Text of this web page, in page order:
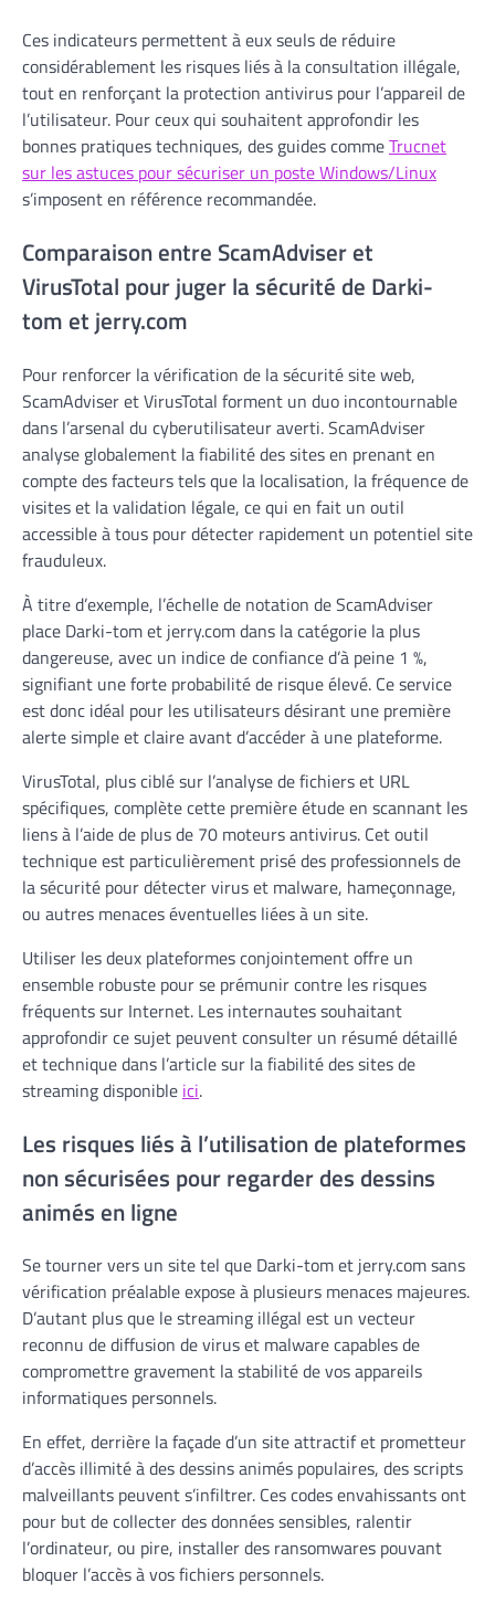
Ces indicateurs permettent à eux seuls de réduire
considérablement les risques liés à la consultation illégale,
tout en renforçant la protection antivirus pour l’appareil de
l’utilisateur. Pour ceux qui souhaitent approfondir les
bonnes pratiques techniques, des guides commeTrucnet
sur les astuces pour sécuriser un poste Windows/Linux
s’imposent en référence recommandée.
Comparaison entre ScamAdviser et
VirusTotal pour juger la sécurité de Darki-
tom et jerry.com
Pour renforcer la vérification de la sécurité site web,
ScamAdviser et VirusTotal forment un duo incontournable
dans l’arsenal du cyberutilisateur averti. ScamAdviser
analyse globalement la fiabilité des sites en prenant en
compte des facteurs tels que la localisation, la fréquence de
visites et la validation légale, ce qui en fait un outil
accessible à tous pour détecter rapidement un potentiel site
frauduleux.
À titre d’exemple, l’échelle de notation de ScamAdviser
place Darki-tom et jerry.com dans la catégorie la plus
dangereuse, avec un indice de confiance d’à peine 1 %,
signifiant une forte probabilité de risque élevé. Ce service
est donc idéal pour les utilisateurs désirant une première
alerte simple et claire avant d’accéder à une plateforme.
VirusTotal, plus ciblé sur l’analyse de fichiers et URL
spécifiques, complète cette première étude en scannant les
liens à l’aide de plus de 70 moteurs antivirus. Cet outil
technique est particulièrement prisé des professionnels de
la sécurité pour détecter virus et malware, hameçonnage,
ou autres menaces éventuelles liées à un site.
Utiliser les deux plateformes conjointement offre un
ensemble robuste pour se prémunir contre les risques
fréquents sur Internet. Les internautes souhaitant
approfondir ce sujet peuvent consulter un résumé détaillé
et technique dans l’article sur la fiabilité des sites de
streaming disponible ici.
Les risques liés à l’utilisation de plateformes
non sécurisées pour regarder des dessins
animés en ligne
Se tourner vers un site tel que Darki-tom et jerry.com sans
vérification préalable expose à plusieurs menaces majeures.
D’autant plus que le streaming illégal est un vecteur
reconnu de diffusion de virus et malware capables de
compromettre gravement la stabilité de vos appareils
informatiques personnels.
En effet, derrière la façade d’un site attractif et prometteur
d’accès illimité à des dessins animés populaires, des scripts
malveillants peuvent s’infiltrer. Ces codes envahissants ont
pour but de collecter des données sensibles, ralentir
l’ordinateur, ou pire, installer des ransomwares pouvant
bloquer l’accès à vos fichiers personnels.